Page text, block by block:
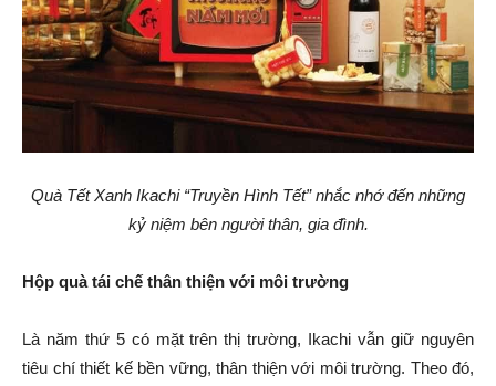
Quà Tết Xanh Ikachi “Truyền Hình Tết” nhắc nhớ đến những
kỷ niệm bên người thân, gia đình.
Hộp quà tái chế thân thiện với môi trường
Là năm thứ 5 có mặt trên thị trường, Ikachi vẫn giữ nguyên
tiêu chí thiết kế bền vững, thân thiện với môi trường. Theo đó,